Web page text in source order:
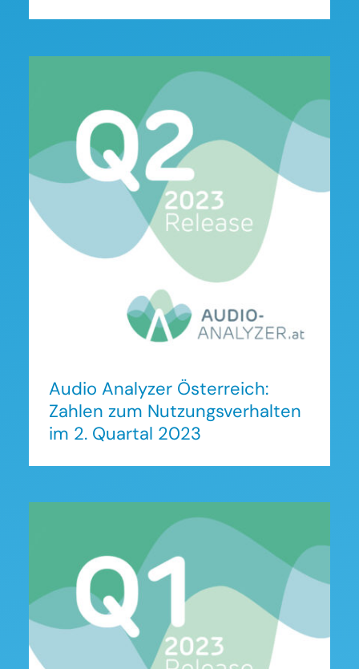
Audio Analyzer Österreich:
Zahlen zum
Nutzungsverhalten im 2.
Quartal 2023
Audio Analyzer Österreich:
Zahlen zum Nutzungsverhalten
im 2. Quartal 2023
Audio Analyzer Österreich:
Zahlen zum